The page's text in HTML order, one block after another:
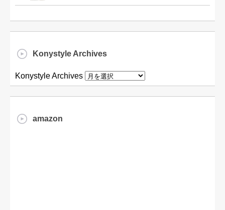
Konystyle Archives
Konystyle Archives
amazon